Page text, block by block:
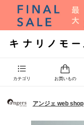
カテゴリ お買いもの
アンジェ web shop